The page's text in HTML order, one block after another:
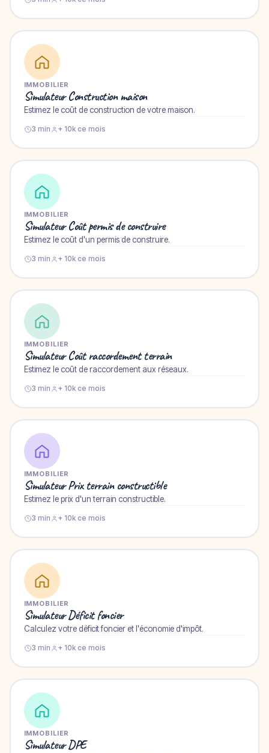
IMMOBILIER
Simulateur Construction maison
Estimez le coût de construction de votre maison.
3 min + 10k ce mois
IMMOBILIER
Simulateur Coût permis de construire
Estimez le coût d'un permis de construire.
3 min + 10k ce mois
IMMOBILIER
Simulateur Coût raccordement terrain
Estimez le coût de raccordement aux réseaux.
3 min + 10k ce mois
IMMOBILIER
Simulateur Prix terrain constructible
Estimez le prix d'un terrain constructible.
3 min + 10k ce mois
IMMOBILIER
Simulateur Déficit foncier
Calculez votre déficit foncier et l'économie d'impôt.
3 min + 10k ce mois
IMMOBILIER
Simulateur DPE